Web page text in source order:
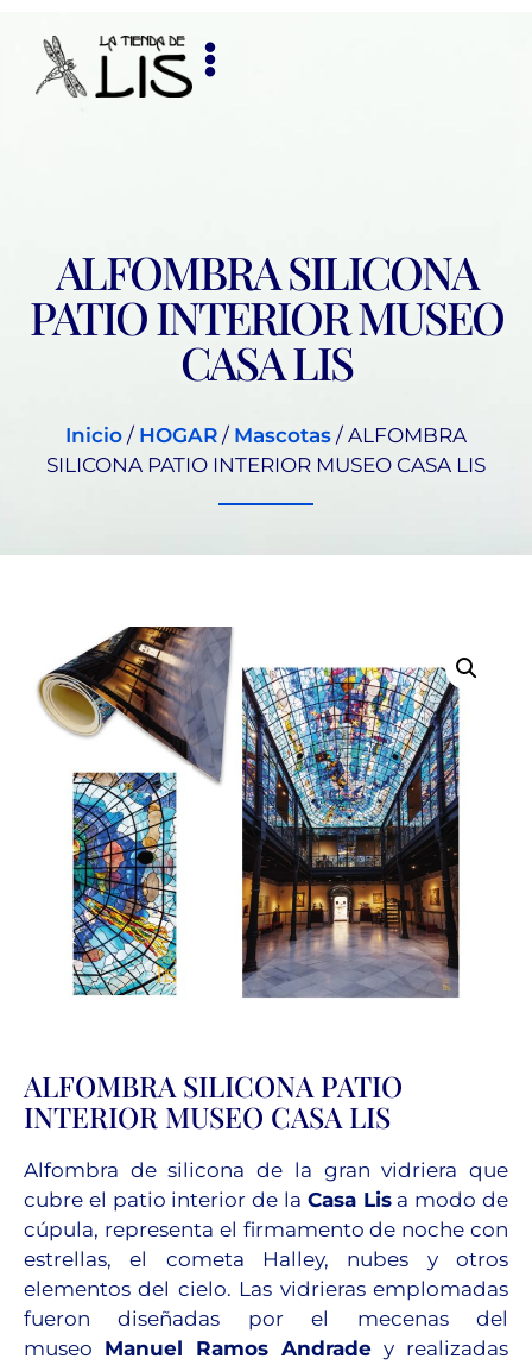
ALFOMBRA SILICONA
PATIO INTERIOR MUSEO
CASA LIS
Inicio / HOGAR / Mascotas / ALFOMBRA
SILICONA PATIO INTERIOR MUSEO CASA LIS
ALFOMBRA SILICONA PATIO
INTERIOR MUSEO CASA LIS
Alfombra de silicona de la gran vidriera que
cubre el patio interior de la Casa Lisa modo de
cúpula, representa el firmamento de noche con
estrellas, el cometa Halley, nubes y otros
elementos del cielo. Las vidrieras emplomadas
fueron diseñadas por el mecenas del
museo Manuel Ramos Andrade y realizadas